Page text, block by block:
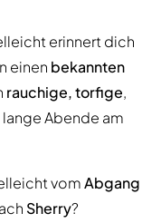
erinnert dich
einen bekannten
rauchige, torfige,
Abende am
vomAbgang
Sherry?